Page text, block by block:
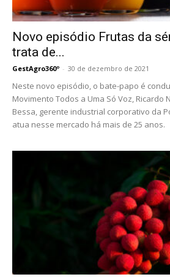
Novo episódio Frutas da
trata de...
GestAgro360º - 30 de dezembro de 2021
Neste novo episódio, o bate-papo é
Movimento Todos a Uma Só Voz, Ricardo
Bessa, gerente industrial corporativo da
atua nesse mercado há mais de 25 anos.